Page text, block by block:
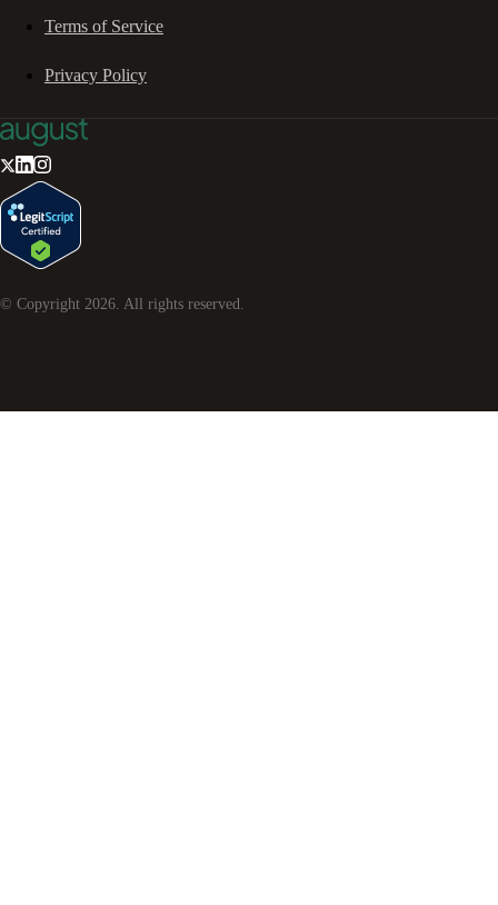
Terms of Service
Privacy Policy
© Copyright 2026. All rights reserved.